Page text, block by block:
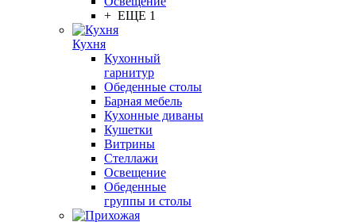
+ ЕЩЕ 1
Кухня
Кухонный
гарнитур
Обеденные столы
Барная мебель
Кухонные диваны
Кушетки
Витрины
Стеллажи
Освещение
Обеденные
группы и столы